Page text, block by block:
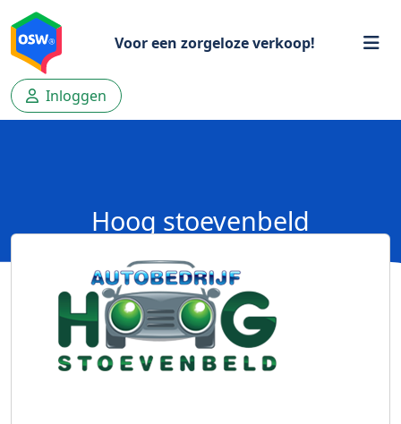
Voor een zorgeloze verkoop!
Inloggen
Hoog stoevenbeld